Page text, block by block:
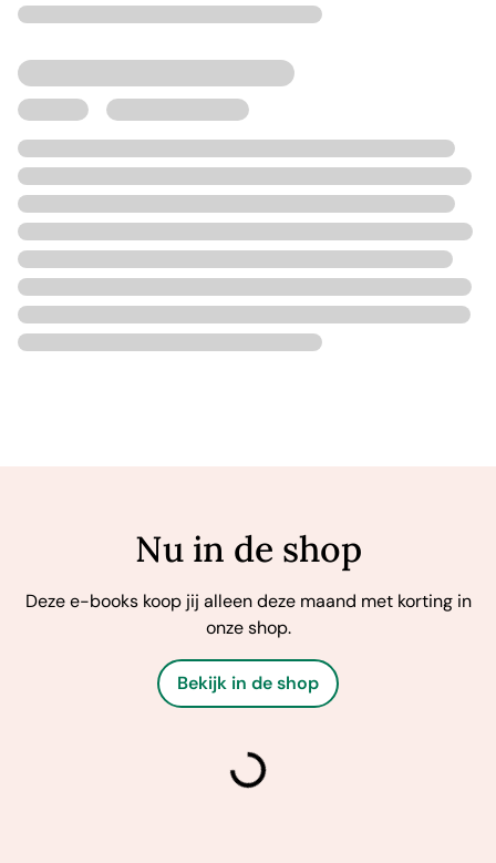
Nu in de shop
Deze e-books koop jij alleen deze maand met korting in
onze shop.
Bekijk in de shop
laden